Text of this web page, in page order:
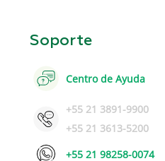
Soporte
Centro de Ayuda
+55 21 3891-9900
+55 21 3613-5200
+55 21 98258-0074